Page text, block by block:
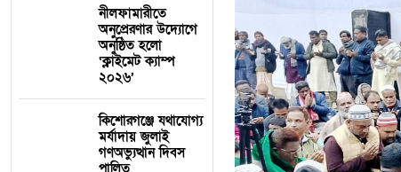
নীলফামারীতে
অনুপ্রেরণার উদ্যোগে
অনুষ্ঠিত হলো
‘ক্লাইমেট ক্যাম্প
২০২৬’
কিশোরগঞ্জে যথাযোগ্য
মর্যাদায় জুলাই
গণঅভ্যুত্থান দিবস
পালিত